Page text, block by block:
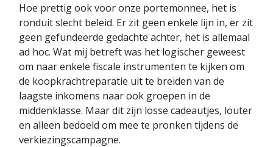
Hoe prettig ook voor onze portemonnee, het is
ronduit slecht beleid. Er zit geen enkele lijn in, er zit
geen gefundeerde gedachte achter, het is allemaal
ad hoc. Wat mij betreft was het logischer geweest
om naar enkele fiscale instrumenten te kijken om
de koopkrachtreparatie uit te breiden van de
laagste inkomens naar ook groepen in de
middenklasse. Maar dit zijn losse cadeautjes, louter
en alleen bedoeld om mee te pronken tijdens de
verkiezingscampagne.